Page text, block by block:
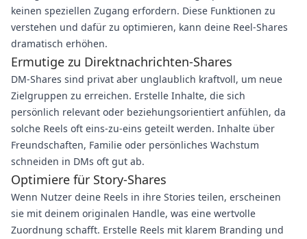
keinen speziellen Zugang erfordern. Diese Funktionen zu
verstehen und dafür zu optimieren, kann deine Reel-Shares
dramatisch erhöhen.
Ermutige zu Direktnachrichten-Shares
DM-Shares sind privat aber unglaublich kraftvoll, um neue
Zielgruppen zu erreichen. Erstelle Inhalte, die sich
persönlich relevant oder beziehungsorientiert anfühlen, da
solche Reels oft eins-zu-eins geteilt werden. Inhalte über
Freundschaften, Familie oder persönliches Wachstum
schneiden in DMs oft gut ab.
Optimiere für Story-Shares
Wenn Nutzer deine Reels in ihre Stories teilen, erscheinen
sie mit deinem originalen Handle, was eine wertvolle
Zuordnung schafft. Erstelle Reels mit klarem Branding und